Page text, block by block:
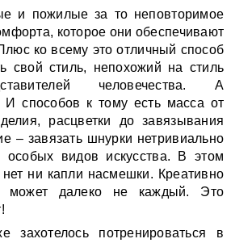
и пожилые за то неповторимое
которое они обеспечивают
ко всему это отличный способ
свой стиль, непохожий на стиль
человечества. А
И способов к тому есть масса от
расцветки до завязывания
– завязать шнурки нетривиально
видов искусства. В этом
ни капли насмешки. Креативно
может далеко не каждый. Это
захотелось потренироваться в